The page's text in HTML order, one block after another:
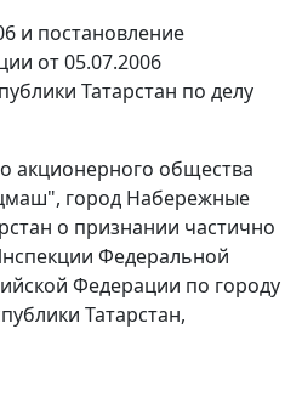
и постановление
от 05.07.2006
Татарстан по делу
акционерного общества
город Набережные
о признании частично
Федеральной
Федерации по городу
Татарстан,